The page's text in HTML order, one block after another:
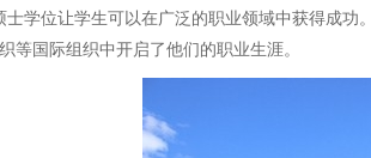
位让学生可以在广泛的职业领域中获得成功
等国际组织中开启了他们的职业生涯。